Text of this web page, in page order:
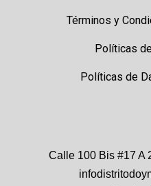
Términos y
Políticas
Políticas de
Calle 100 Bis #17 A